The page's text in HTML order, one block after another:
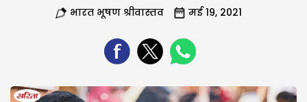
भारत भूषण श्रीवास्तव मई 19, 2021